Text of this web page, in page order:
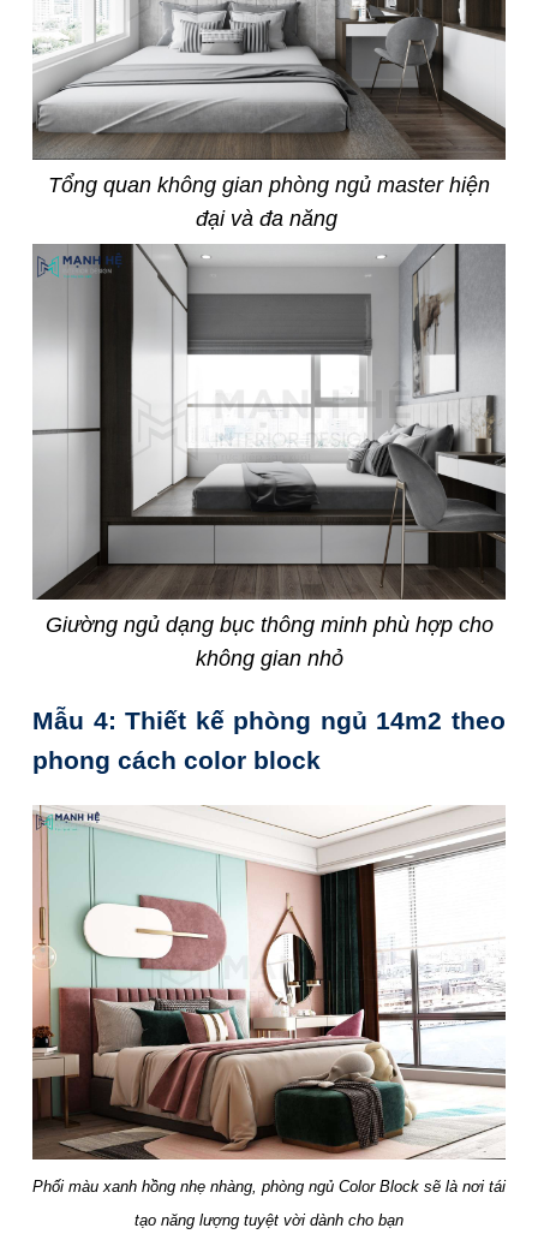
Tổng quan không gian phòng ngủ master hiện
đại và đa năng
Giường ngủ dạng bục thông minh phù hợp cho
không gian nhỏ
Mẫu 4: Thiết kế phòng ngủ 14m2 theo
phong cách color block
Phối màu xanh hồng nhẹ nhàng, phòng ngủ Color Block sẽ là nơi tái
tạo năng lượng tuyệt vời dành cho bạn